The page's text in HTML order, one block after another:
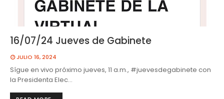
16/07/24 Jueves de Gabinete
JULIO 16, 2024
Sígue en vivo próximo jueves, 11 a.m., #juevesdegabinete con
la Presidenta Elec…